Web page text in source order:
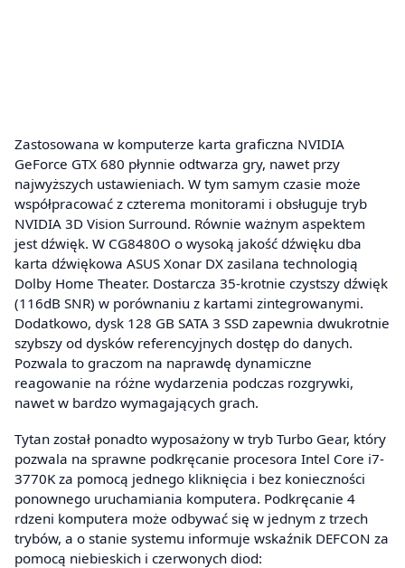
Zastosowana w komputerze karta graficzna NVIDIA
GeForce GTX 680 płynnie odtwarza gry, nawet przy
najwyższych ustawieniach. W tym samym czasie może
współpracować z czterema monitorami i obsługuje tryb
NVIDIA 3D Vision Surround. Równie ważnym aspektem
jest dźwięk. W CG8480O o wysoką jakość dźwięku dba
karta dźwiękowa ASUS Xonar DX zasilana technologią
Dolby Home Theater. Dostarcza 35-krotnie czystszy dźwięk
(116dB SNR) w porównaniu z kartami zintegrowanymi.
Dodatkowo, dysk 128 GB SATA 3 SSD zapewnia dwukrotnie
szybszy od dysków referencyjnych dostęp do danych.
Pozwala to graczom na naprawdę dynamiczne
reagowanie na różne wydarzenia podczas rozgrywki,
nawet w bardzo wymagających grach.
Tytan został ponadto wyposażony w tryb Turbo Gear, który
pozwala na sprawne podkręcanie procesora Intel Core i7-
3770K za pomocą jednego kliknięcia i bez konieczności
ponownego uruchamiania komputera. Podkręcanie 4
rdzeni komputera może odbywać się w jednym z trzech
trybów, a o stanie systemu informuje wskaźnik DEFCON za
pomocą niebieskich i czerwonych diod: